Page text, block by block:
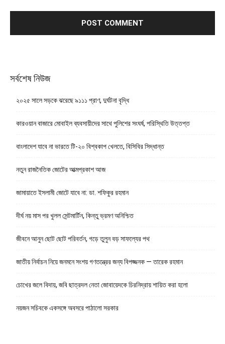
সর্বশেষ নিউজ
২০২৫ সালে সড়কে ঝরেছে ৯১১১ প্রাণ, দুর্ঘটনা বৃদ্ধি
কারওয়ান বাজারে মোবাইল ব্যবসায়ীদের সাথে পুলিশের সংঘর্ষ, পরিস্থিতি উত্তপ্ত
বাংলাদেশ যাবে না ভারতে টি-২০ বিশ্বকাপ খেলতে, বিসিবির সিদ্ধান্ত
নতুন রাজনৈতিক জোটের আত্মপ্রকাশ আজ
জামায়াতে ইসলামী জোটে যাবে না: ডা. শফিকুর রহমান
দীর্ঘ নয় মাস পর খুলল সেন্টমার্টিন, কিন্তু ভ্রমণ অনিশ্চিত
জীবনে আনুন ছোট ছোট পরিবর্তন, গড়ে তুলুন বড় সাফল্যের পথ
জাতীয় নির্বাচন নিয়ে জনমনে সংশয় গণতন্ত্রের জন্য বিপজ্জনক — তারেক রহমান
চোখের জলে বিদায়, জবি ছাত্রদল নেতা জোবায়েদকে চিরনিদ্রায় শায়িত করা হলো
নয়জন সচিবকে একসঙ্গে অবসরে পাঠালো সরকার